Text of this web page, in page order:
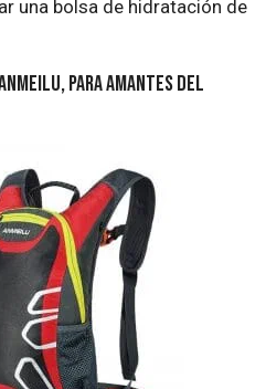
una bolsa de hidratación de
para amantes del